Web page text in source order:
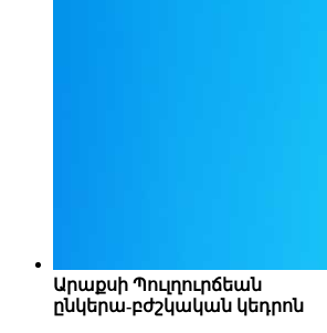
Արաքսի Պուլղուրճեան
ընկերա-բժշկական կեդրոն